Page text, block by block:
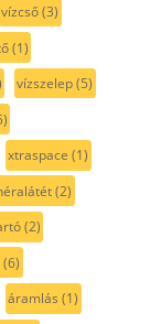
vízcső(3)
(1)
vízszelep(5)
xtraspace (1)
(2)
(2)
(6)
áramlás (1)